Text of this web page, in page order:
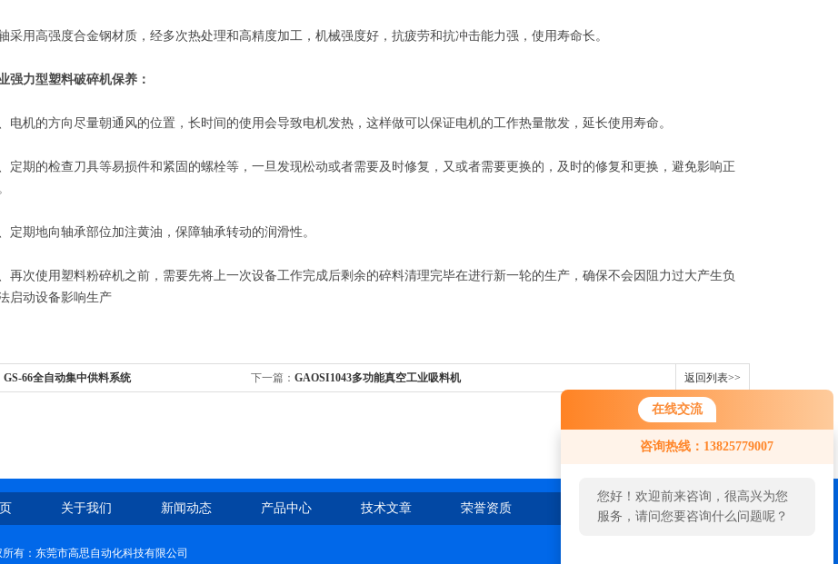
在线交流
咨询热线：13825779007
您好！欢迎前来咨询，很高兴为您
服务，请问您要咨询什么问题呢？
用高强度合金钢材质，经多次热处理和高精度加工，机械强度好，抗疲劳和抗冲击能力强，使用寿命长。
强力型塑料破碎机保养：
的方向尽量朝通风的位置，长时间的使用会导致电机发热，这样做可以保证电机的工作热量散发，延长使用寿命。
的检查刀具等易损件和紧固的螺栓等，一旦发现松动或者需要及时修复，又或者需要更换的，及时的修复和更换，避免影响正
地向轴承部位加注黄油，保障轴承转动的润滑性。
使用塑料粉碎机之前，需要先将上一次设备工作完成后剩余的碎料清理完毕在进行新一轮的生产，确保不会因阻力过大产生负
启动设备影响生产
GS-66全自动集中供料系统 下一篇： GAOSI1043多功能真空工业吸料机 返回列表>>
关于我们 新闻动态 产品中心 技术文章 荣誉资质 在线留言 联系我们
所有：东莞市高思自动化科技有限公司